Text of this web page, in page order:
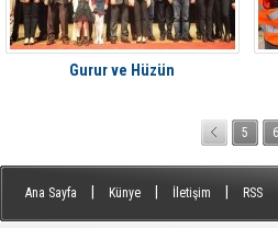
Gurur ve Hüzün
5 6
Ana Sayfa Künye İletişim RSS